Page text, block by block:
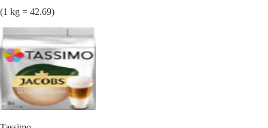
(1 kg = 42.69)